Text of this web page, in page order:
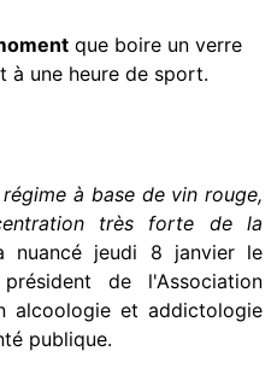
que boire un verre
à une heure de sport.
à base de vin rouge,
très forte de la
jeudi 8 janvier le
de l'Association
alcoologie et addictologie
publique.